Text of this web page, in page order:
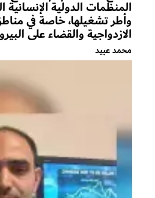
المنظمات الدولية الإنسانية
وأطر تشغيلها، خاصة في
الازدواجية والقضاء على
محمد عبيد